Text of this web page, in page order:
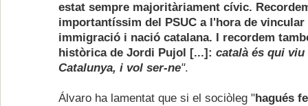
estat sempre majoritàriament cívic.
importantíssim del PSUC a l'hora de
immigració i nació catalana. I recordem
històrica de Jordi Pujol [...]: català és qui
Catalunya, i vol ser-ne".
Álvaro ha lamentat que si el sociòleg "hagués